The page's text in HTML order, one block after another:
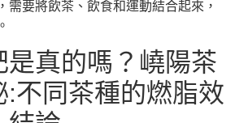
需要將飲茶、飲食和運動結合起來，
是真的嗎？嶢陽茶
:不同茶種的燃脂效